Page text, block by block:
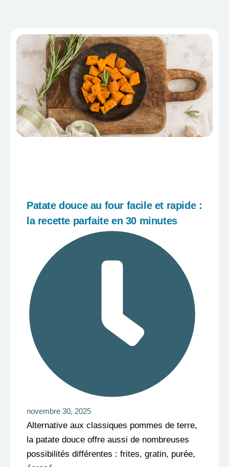
Patate douce au four facile et rapide :
la recette parfaite en 30 minutes
novembre 30, 2025
Alternative aux classiques pommes de terre,
la patate douce offre aussi de nombreuses
possibilités différentes : frites, gratin, purée,